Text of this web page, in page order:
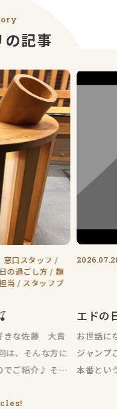
の記事
窓口スタッフ
の過ごし方
趣
当
スタッフブ
きな佐藤 大貴
は、そんな方に
でご紹介♪ それ
エドの
お世話に
ジャンプ
本番とい